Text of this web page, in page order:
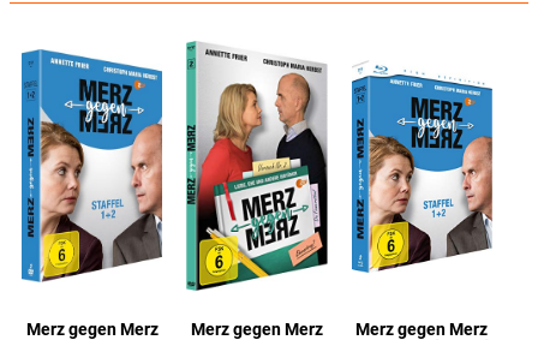
Merz gegen Merz Merz gegen Merz Merz gegen Merz